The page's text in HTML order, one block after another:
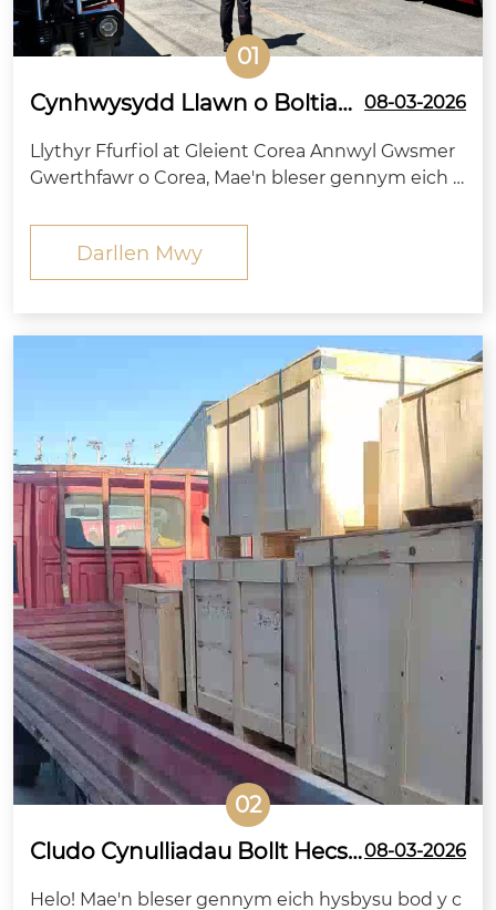
01
Cynhwysydd Llawn o Boltiau
udo i Gorea o Zitai Fastener
08-03-2026
Llythyr Ffurfiol at Gleient Corea Annwyl Gwsmer
Gwerthfawr o Corea, Mae'n bleser gennym eich h
chel ynghyd â chnau cyfatebol, wasieri fflat a was
ieri gwanwyn a archebwyd gan eich cwmni wedi
cwblhau cynhyrchu,...
Darllen Mwy
02
Cludo Cynulliadau Bollt Hecs
S/NZS yn Gadael Tsieina am A
08-03-2026
Helo! Mae'n bleser gennym eich hysbysu bod y c